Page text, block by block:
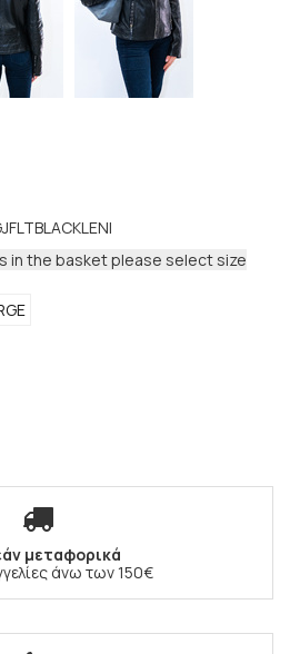
in the basket please select size
μεταφορικά
άνω των 150€